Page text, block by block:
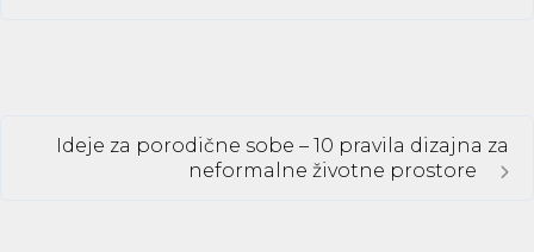
Ideje za porodične sobe – 10 pravila dizajna za
neformalne životne prostore